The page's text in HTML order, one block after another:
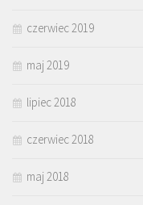
czerwiec 2019
maj 2019
lipiec 2018
czerwiec 2018
maj 2018